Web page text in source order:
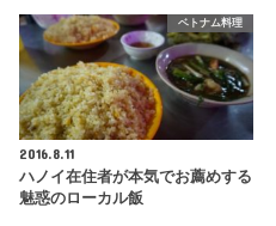
ベトナム料理
2016.8.11
ハノイ在住者が本気でお薦めする
魅惑のローカル飯